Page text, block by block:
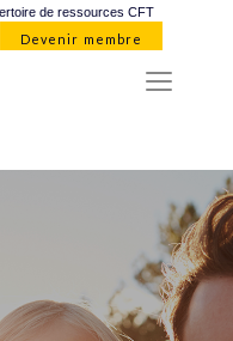
de ressources CFT
Devenir membre